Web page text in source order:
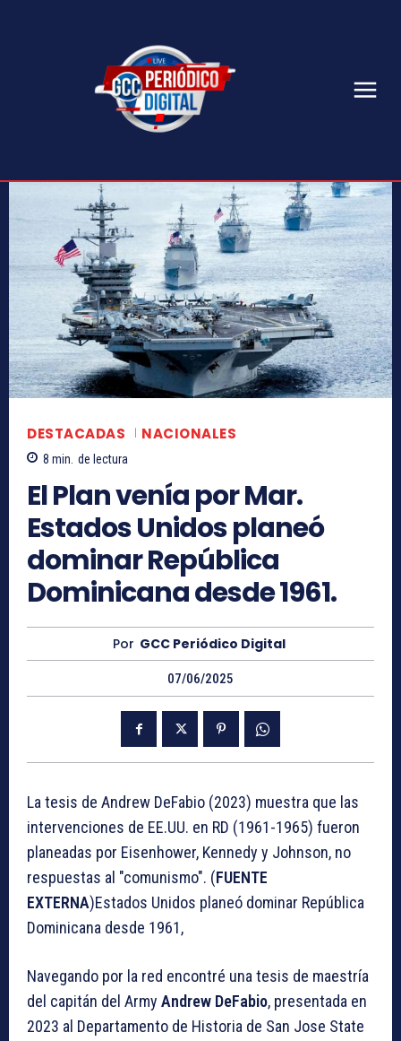
DESTACADAS NACIONALES
8 min. de lectura
El Plan venía por Mar.
Estados Unidos planeó
dominar República
Dominicana desde 1961.
Por GCC Periódico Digital
07/06/2025
La tesis de Andrew DeFabio (2023) muestra que las
intervenciones de EE.UU. en RD (1961-1965) fueron
planeadas por Eisenhower, Kennedy y Johnson, no
respuestas al "comunismo". (FUENTE
EXTERNA)Estados Unidos planeó dominar República
Dominicana desde 1961,
Navegando por la red encontré una tesis de maestría
del capitán del Army Andrew DeFabio, presentada en
2023 al Departamento de Historia de San Jose State